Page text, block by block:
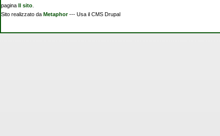
pagina Il sito
Sito realizzato da Metaphor--- Usa il CMS Drupal